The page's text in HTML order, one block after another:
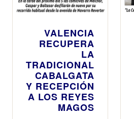
VALENCIA
RECUPERA
LA
TRADICIONAL
CABALGATA
Y RECEPCIÓN
A LOS REYES
MAGOS